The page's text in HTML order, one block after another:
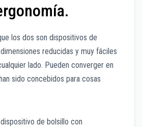
los dos son dispositivos de
reducidas y muy fáciles
lado. Pueden converger en
sido concebidos para cosas
de bolsillo con